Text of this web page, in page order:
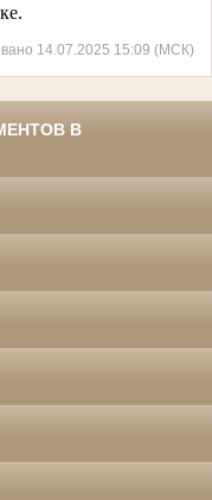
14.07.2025 15:09 (МСК)
В